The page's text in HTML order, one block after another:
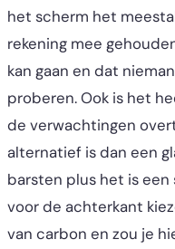
het scherm het
rekening mee
kan gaan en dat
proberen. Ook is het
de verwachtingen
alternatief is dan een
barsten plus het is een
voor de achterkant
van carbon en zou je